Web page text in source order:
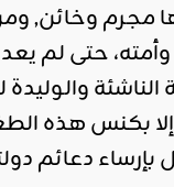
مجرم
وأمته، حتى لم
إلا بكنس هذه
دعائم